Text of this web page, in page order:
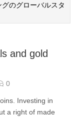
のグローバルスタ
and gold
0
Investing in
a right of made